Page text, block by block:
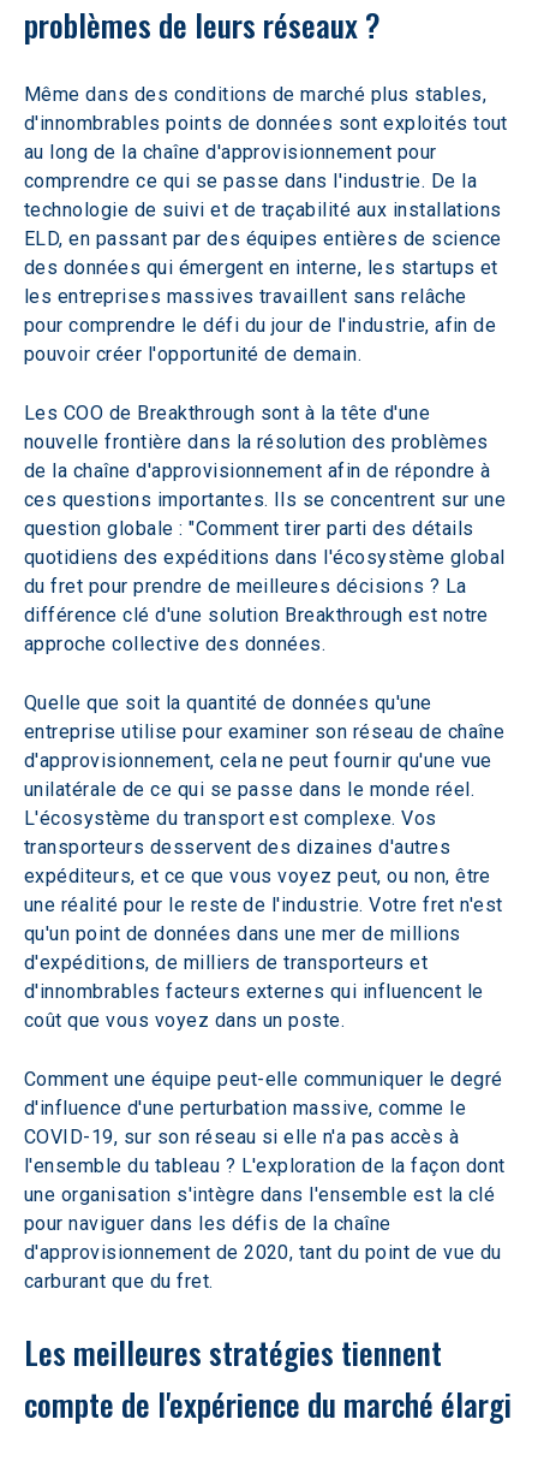
problèmes de leurs réseaux ?
Même dans des conditions de marché plus stables,
d'innombrables points de données sont exploités tout
au long de la chaîne d'approvisionnement pour
comprendre ce qui se passe dans l'industrie. De la
technologie de suivi et de traçabilité aux installations
ELD, en passant par des équipes entières de science
des données qui émergent en interne, les startups et
les entreprises massives travaillent sans relâche
pour comprendre le défi du jour de l'industrie, afin de
pouvoir créer l'opportunité de demain.
Les COO de Breakthrough sont à la tête d'une
nouvelle frontière dans la résolution des problèmes
de la chaîne d'approvisionnement afin de répondre à
ces questions importantes. Ils se concentrent sur une
question globale : "Comment tirer parti des détails
quotidiens des expéditions dans l'écosystème global
du fret pour prendre de meilleures décisions ? La
différence clé d'une solution Breakthrough est notre
approche collective des données.
Quelle que soit la quantité de données qu'une
entreprise utilise pour examiner son réseau de chaîne
d'approvisionnement, cela ne peut fournir qu'une vue
unilatérale de ce qui se passe dans le monde réel.
L'écosystème du transport est complexe. Vos
transporteurs desservent des dizaines d'autres
expéditeurs, et ce que vous voyez peut, ou non, être
une réalité pour le reste de l'industrie. Votre fret n'est
qu'un point de données dans une mer de millions
d'expéditions, de milliers de transporteurs et
d'innombrables facteurs externes qui influencent le
coût que vous voyez dans un poste.
Comment une équipe peut-elle communiquer le degré
d'influence d'une perturbation massive, comme le
COVID-19, sur son réseau si elle n'a pas accès à
l'ensemble du tableau ? L'exploration de la façon dont
une organisation s'intègre dans l'ensemble est la clé
pour naviguer dans les défis de la chaîne
d'approvisionnement de 2020, tant du point de vue du
carburant que du fret.
Les meilleures stratégies tiennent
compte de l'expérience du marché élargi